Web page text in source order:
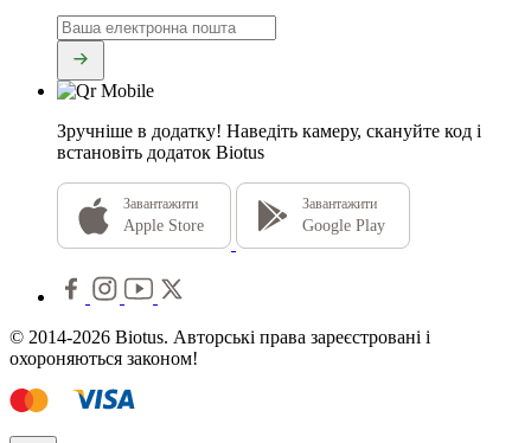
Зручніше в додатку! Наведіть камеру, скануйте код і
встановіть додаток Biotus
Завантажити
Apple Store
Завантажити
Google Play
© 2014-2026 Biotus. Авторські права зареєстровані і
охороняються законом!